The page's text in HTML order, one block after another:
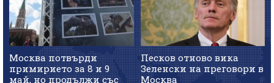
Москва потвърди
примирието за 8 и 9
май, но продължи със
Песков отново вика
Зеленски на преговори в
Москва